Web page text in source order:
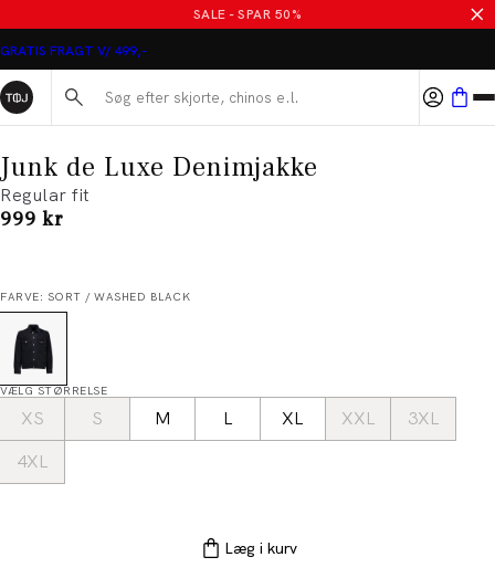
SALE - SPAR 50%
GRATIS FRAGT V/ 499,-
Søg her...
Junk de Luxe Denimjakke
Regular fit
I alt (inkl. rabat)
999 kr
FARVE: SORT / WASHED BLACK
VÆLG STØRRELSE
XS S M L XL XXL
3XL
4XL
Læg i kurv